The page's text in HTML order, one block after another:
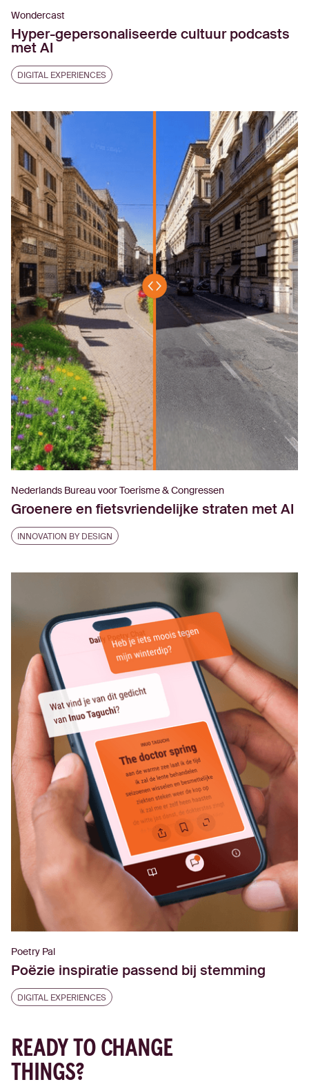
Wondercast
Hyper-gepersonaliseerde cultuur podcasts
met AI
DIGITAL EXPERIENCES
Nederlands Bureau voor Toerisme & Congressen
Groenere en fietsvriendelijke straten met AI
INNOVATION BY DESIGN
Poetry Pal
Poëzie inspiratie passend bij stemming
DIGITAL EXPERIENCES
READY TO CHANGE
THINGS?